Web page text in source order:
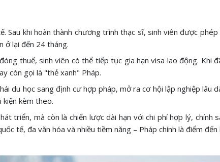
Sau khi hoàn thành chương trình thạc sĩ, sinh viên được
ở lại đến 24 tháng.
thuế, sinh viên có thể tiếp tục gia hạn visa lao động. Khi
còn gọi là "thẻ xanh" Pháp.
du học sang định cư hợp pháp, mở ra cơ hội lập nghiệp lâu
kiện kèm theo.
triển, mà còn là chiến lược dài hạn với chi phí hợp lý, chính
tế, đa văn hóa và nhiều tiềm năng – Pháp chính là điểm